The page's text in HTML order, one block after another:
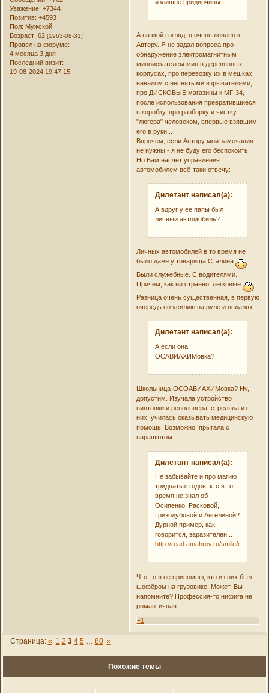
Уважение: +7344
Позитив: +4593
Пол: Мужской
Возраст: 62[1963-08-31]
Провел на форуме:
4 месяца 3 дня
Последний визит:
19-08-2024 19:47:15
излишне придирчивы.
А на мой взгляд, я очень лоялен к
Автору. Я не задал вопроса про
обнаружение электромагнитным
миноискателем мин в деревянных
корпусах, про перевозку их в мешках
навалом с неснятыми взрывателями,
про ДИСКОВЫЕ магазины к МГ-34,
после использования превратившиеся
в коробку, про разборку и чистку
"люгера" человеком, впервые взявшим
его в руки...
Впрочем, если Автору мои замечания
не нужны - я не буду его беспокоить.
Но Вам насчёт управления
автомобилем всё-таки отвечу:
Дилетант написал(а):
А вдруг у ее папы был
личный автомобиль?
Личных автомобилей в то время не
было даже у товарища Сталина
Были служебные. С водителями.
Причём, как ни странно, легковые
Разница очень существенная, в первую
очередь по усилию на руле и педалях.
Дилетант написал(а):
А если она
ОСАВИАХИМовка?
Школьница-ОСОАВИАХИМовка? Ну,
допустим. Изучала устройство
винтовки и револьвера, стреляла из
них, училась оказывать медицинскую
помощь. Возможно, прыгала с
парашютом.
Дилетант написал(а):
Не забывайте и про магию
тридцатых годов: кто в то
время не знал об
Осипенко, Расковой,
Гризодубовой и Ангелиной?
Дурной пример, как
говорится, заразителен...
http://read.amahrov.ru/smile/metla.gif
Что-то я не припомню, кто из них был
шофёром на грузовике. Может, Вы
напомните? Профессия-то нифига не
романтичная...
+1
Страница: « 1 2 3 4 5 … 80 »
Похожие темы